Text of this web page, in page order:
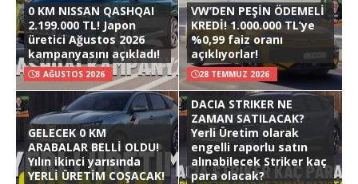
0 KM NISSAN QASHQAI
2.199.000 TL! Japon
üretici Ağustos 2026
kampanyasını açıkladı!
3 AĞUSTOS 2026
VW’DEN PEŞİN ÖDEMELİ
KREDİ! 1.000.000 TL’ye
%0,99 faiz oranı
açıklıyorlar!
28 TEMMUZ 2026
GELECEK 0 KM
ARABALAR BELLİ OLDU!
Yılın ikinci yarısında
YERLİ ÜRETİM COŞACAK!
DACIA STRIKER NE
ZAMAN SATILACAK?
Yerli Üretim olarak
engelli raporlu satın
alınabilecek Striker kaç
para olacak?